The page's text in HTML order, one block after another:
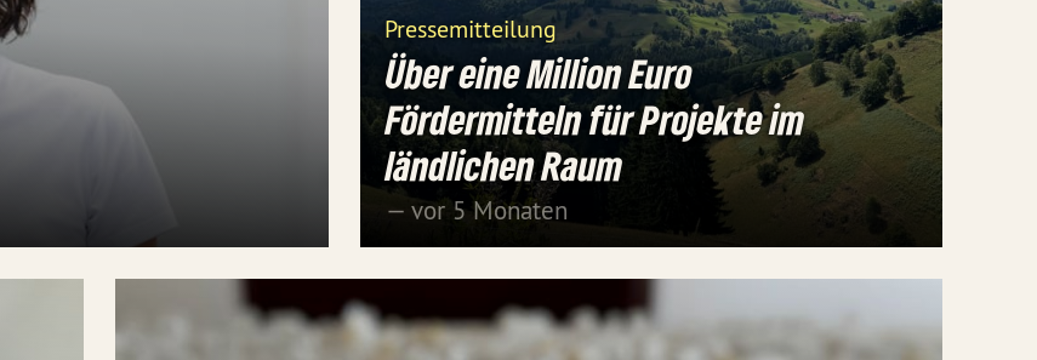
Pressemitteilung
Über eine Million Euro
Fördermitteln für Projekte im
ländlichen Raum
— vor 5 Monaten